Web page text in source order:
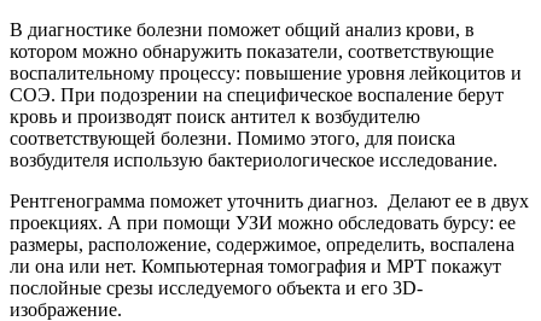
В диагностике болезни поможет общий анализ крови, в
котором можно обнаружить показатели, соответствующие
воспалительному процессу: повышение уровня лейкоцитов и
СОЭ. При подозрении на специфическое воспаление берут
кровь и производят поиск антител к возбудителю
соответствующей болезни. Помимо этого, для поиска
возбудителя использую бактериологическое исследование.
Рентгенограмма поможет уточнить диагноз. Делают ее в двух
проекциях. А при помощи УЗИ можно обследовать бурсу: ее
размеры, расположение, содержимое, определить, воспалена
ли она или нет. Компьютерная томография и МРТ покажут
послойные срезы исследуемого объекта и его 3D-
изображение.